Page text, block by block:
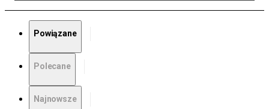
Powiązane
Polecane
Najnowsze